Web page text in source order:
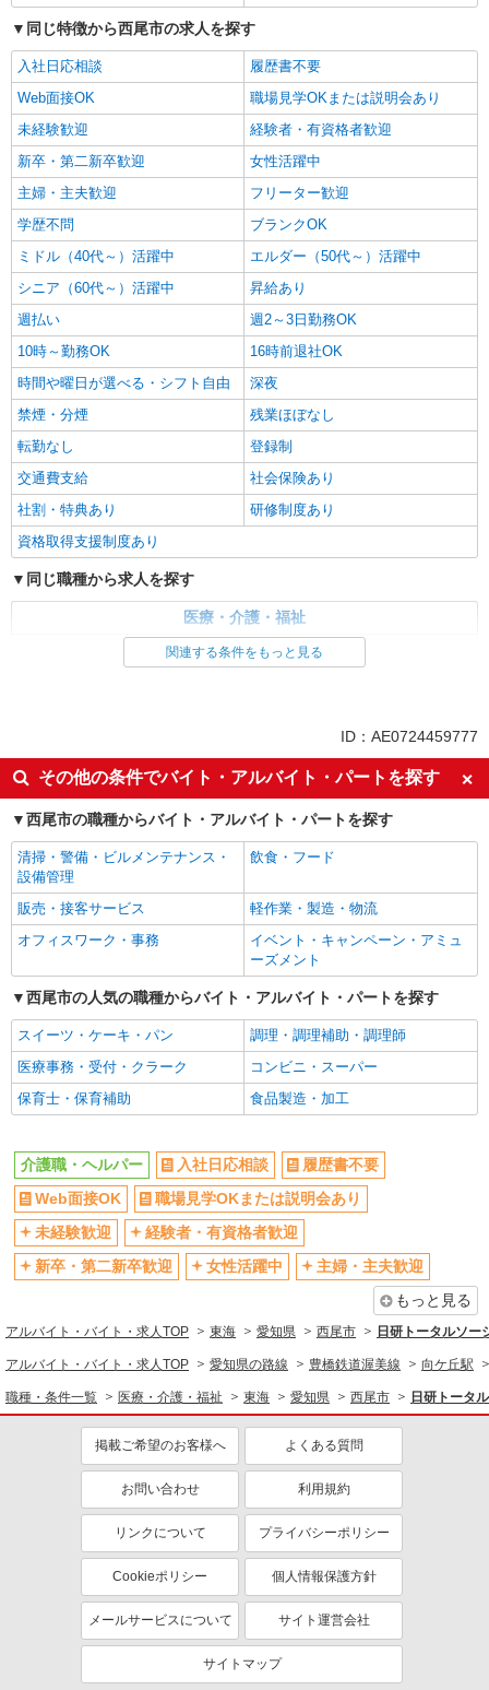
給1,400円〜 ◆初任者研修・未経験：時給1,400
円〜 ◆初任者研修・経験者：時給1,500円〜 ◆介
護福祉士：時給1,600円〜 ※経験者は3ヶ月以上 ※
給与幅は経験・能力による ★週払いOK（規定あ
り）
愛知県西尾市 【最寄駅】米津駅 ★勤務地は
3000ヶ所以上★ 自宅から通いやすいエリアなど、
お好きな勤務地をお選び下さい！！
詳細を見る
アルバイト パート 派遣社員 紹介予定派遣
日研トータルソーシング株式会社 メディカルケア事業部/知立オフィ
ス
未経験・無資格OKの介護スタッフ
時給1,350円〜1,600円 ★週払いOK（規定あ
り） ※給与幅は経験・能力による
愛知県西尾市 【最寄駅】JR飯田線「下地」駅
★勤務地は3000ヶ所以上★ 自宅から通いやすいエ
リアなど、お好きな勤務地をお選び下さい！！
キープ
同じ特徴から西尾市の求人を探す
入社日応相談
履歴書不要
Web面接OK
職場見学OKまたは説明会あり
未経験歓迎
経験者・有資格者歓迎
新卒・第二新卒歓迎
女性活躍中
主婦・主夫歓迎
フリーター歓迎
学歴不問
ブランクOK
ミドル（40代～）活躍中
エルダー（50代～）活躍中
シニア（60代～）活躍中
昇給あり
週払い
週2～3日勤務OK
10時～勤務OK
16時前退社OK
時間や曜日が選べる・シフト自由
深夜
禁煙・分煙
残業ほぼなし
転勤なし
登録制
交通費支給
社会保険あり
社割・特典あり
研修制度あり
資格取得支援制度あり
同じ職種から求人を探す
医療・介護・福祉
週2～3日勤務OK
深夜
交通費支給
社会保険あり
関連する条件をもっと見る
ID：AE0724459777
その他の条件でバイト・アルバイト・パートを探す
西尾市の職種からバイト・アルバイト・パートを探す
清掃・警備・ビルメンテナンス・
設備管理
飲食・フード
販売・接客サービス
軽作業・製造・物流
オフィスワーク・事務
イベント・キャンペーン・アミュ
ーズメント
西尾市の人気の職種からバイト・アルバイト・パートを探す
スイーツ・ケーキ・パン
調理・調理補助・調理師
医療事務・受付・クラーク
コンビニ・スーパー
保育士・保育補助
食品製造・加工
介護職・ヘルパー 入社日応相談
履歴書不要
Web面接OK
職場見学OKまたは説明会あり
未経験歓迎
経験者・有資格者歓迎
新卒・第二新卒歓迎
女性活躍中
主婦・主夫歓迎
もっと見る
アルバイト・バイト・求人TOP 東海 愛知県 西尾市 日研トータルソ
アルバイト・バイト・求人TOP 愛知県の路線 豊橋鉄道渥美線 向ケ丘駅
職種・条件一覧 医療・介護・福祉 東海 愛知県 西尾市 日研トータ
掲載ご希望のお客様へ よくある質問
お問い合わせ 利用規約
リンクについて プライバシーポリシー
Cookieポリシー 個人情報保護方針
メールサービスについて サイト運営会社
サイトマップ